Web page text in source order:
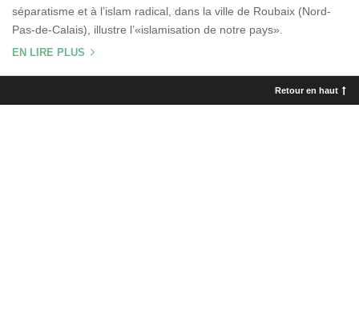
séparatisme et à l’islam radical, dans la ville de Roubaix (Nord-
Pas-de-Calais), illustre l’«islamisation de notre pays».
EN LIRE PLUS
Retour en haut